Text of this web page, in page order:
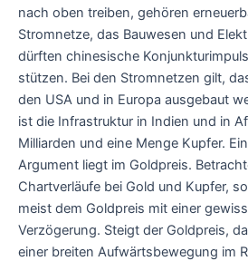
nach oben treiben, gehören
Stromnetze, das Bauwesen und
dürften chinesische
stützen. Bei den Stromnetzen gilt,
den USA und in Europa ausgebaut
ist die Infrastruktur in Indien und in
Milliarden und eine Menge Kupfer.
Argument liegt im Goldpreis.
Chartverläufe bei Gold und Kupfer,
meist dem Goldpreis mit einer
Verzögerung. Steigt der Goldpreis,
einer breiten Aufwärtsbewegung im